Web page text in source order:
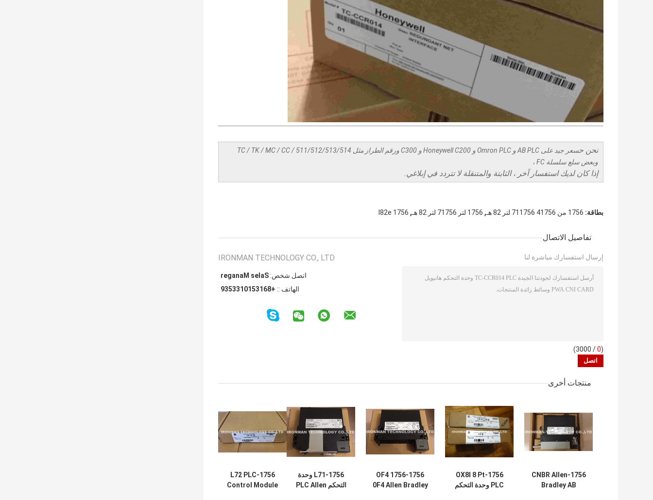
نحن ح
سعر جيد على AB PLC و Omron PLC و Honeywell C200 و C300 ورقم الطراز مثل TC / TK / MC / CC / 511/512/513/514
وبعض سلع سلسلة FC ،
إذا كان لديك استفسار آخر ، الثابتة والمتنقلة لا تتردد في إبلاغي.
بطاقة: 1756 من 41756 711756 لتر 82 هـ , 1756 لتر 71756 لتر 82 هـ ,
1756 l82e
تفاصيل الاتصال
IRONMAN TECHNOLOGY CO., LTD
اتصل شخص: Sales Manager
الهاتف :: +8613510133539
إرسال استفسارك مباشرة لنا
(
0
/ 3000)
منتجات أخرى
1756-CNBR Allen
Bradley AB
1756-OX8I 8 Pt
PLC وحدة التحكم
1756-OF4 1756
0F4 Allen Bradley
1756-L71 وحدة
التحكم PLC Allen
1756-L72 PLC
Control Module